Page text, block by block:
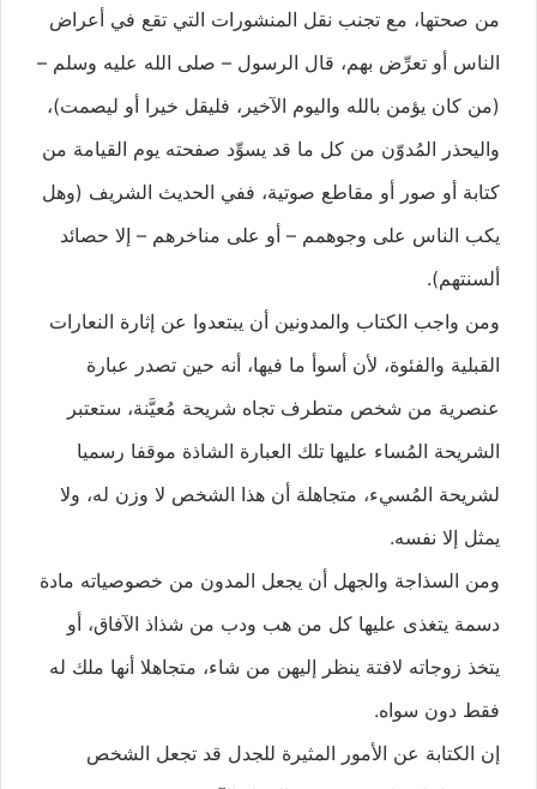
من صحتها، مع تجنب نقل المنشورات التي تقع في أعراض
الناس أو تعرِّض بهم، قال الرسول – صلى الله عليه وسلم –
(من كان يؤمن بالله واليوم الآخير، فليقل خيرا أو ليصمت)،
واليحذر المُدوّن من كل ما قد يسوِّد صفحته يوم القيامة من
كتابة أو صور أو مقاطع صوتية، ففي الحديث الشريف (وهل
يكب الناس على وجوهمم – أو على مناخرهم – إلا حصائد
ألسنتهم).
ومن واجب الكتاب والمدونين أن يبتعدوا عن إثارة النعارات
القبلية والفئوة، لأن أسوأ ما فيها، أنه حين تصدر عبارة
عنصرية من شخص متطرف تجاه شريحة مُعيَّنة، ستعتبر
الشريحة المُساء عليها تلك العبارة الشاذة موقفا رسميا
لشريحة المُسيء، متجاهلة أن هذا الشخص لا وزن له، ولا
يمثل إلا نفسه.
ومن السذاجة والجهل أن يجعل المدون من خصوصياته مادة
دسمة يتغذى عليها كل من هب ودب من شذاذ الآفاق، أو
يتخذ زوجاته لافتة ينظر إليهن من شاء، متجاهلا أنها ملك له
فقط دون سواه.
إن الكتابة عن الأمور المثيرة للجدل قد تجعل الشخص